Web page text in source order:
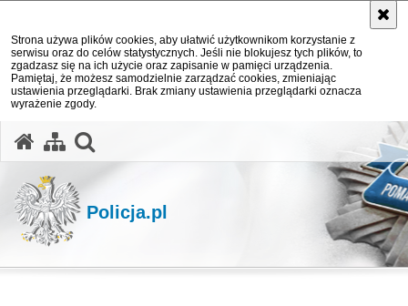
Strona używa plików cookies, aby ułatwić użytkownikom korzystanie z
serwisu oraz do celów statystycznych. Jeśli nie blokujesz tych plików, to
zgadzasz się na ich użycie oraz zapisanie w pamięci urządzenia.
Pamiętaj, że możesz samodzielnie zarządzać cookies, zmieniając
ustawienia przeglądarki. Brak zmiany ustawienia przeglądarki oznacza
wyrażenie zgody.
Policja.pl